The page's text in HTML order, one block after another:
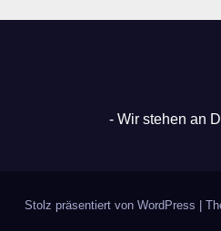
- Wir stehen an
Stolz präsentiert von WordPress